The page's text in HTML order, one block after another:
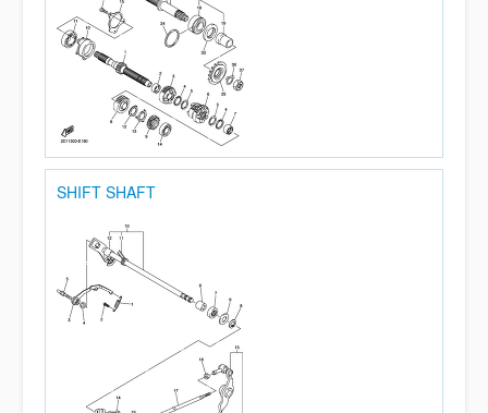
SHIFT SHAFT